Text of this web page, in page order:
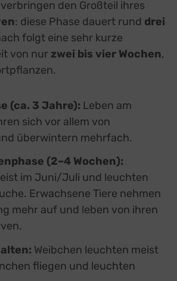
den Großteil ihres
: diese Phase dauert rund drei
folgt eine sehr kurze
von nur zwei bis vier Wochen,
(ca. 3 Jahre): Leben am
sich vor allem von
überwintern mehrfach.
(2–4 Wochen):
im Juni/Juli und leuchten
Erwachsene Tiere nehmen
mehr auf und leben von ihren
Weibchen leuchten meist
fliegen und leuchten